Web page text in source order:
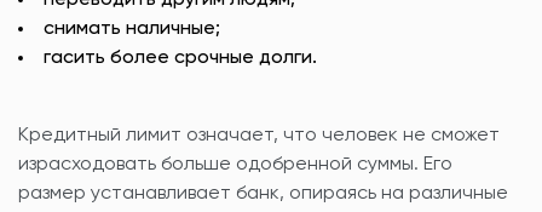
снимать наличные;
гасить более срочные долги.
Кредитный лимит означает, что человек не сможет
израсходовать больше одобренной суммы. Его
размер устанавливает банк, опираясь на различные